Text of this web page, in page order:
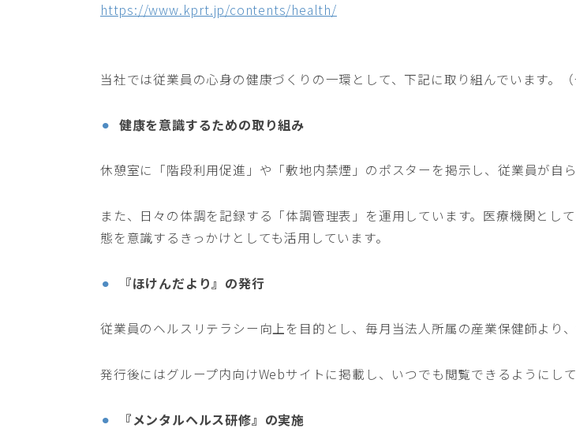
https://www.kprt.jp/contents/health/
当社では従業員の心身の健康づくりの一環として、下記に取り組んでいます。（
健康を意識するための取り組み
休憩室に「階段利用促進」や「敷地内禁煙」のポスターを掲示し、従業員が自
また、日々の体調を記録する「体調管理表」を運用しています。医療機関と
態を意識するきっかけとしても活用しています。
『ほけんだより』の発行
従業員のヘルスリテラシー向上を目的とし、毎月当法人所属の産業保健師より
発行後にはグループ内向けWebサイトに掲載し、いつでも閲覧できるようにして
『メンタルヘルス研修』の実施